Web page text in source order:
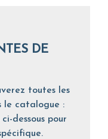
toutes les
le catalogue :
dessous pour